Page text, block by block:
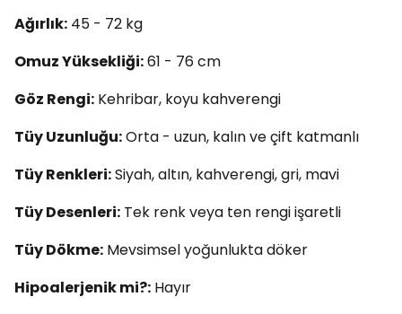
Ağırlık: 45 - 72 kg
Omuz Yüksekliği:61 - 76 cm
Göz Rengi: Kehribar, koyu kahverengi
Tüy Uzunluğu:Orta - uzun, kalın ve çift katmanlı
Tüy Renkleri:Siyah, altın, kahverengi, gri, mavi
Tüy Desenleri: Tek renk veya ten rengi işaretli
Tüy Dökme: Mevsimsel yoğunlukta döker
Hipoalerjenik mi?: Hayır